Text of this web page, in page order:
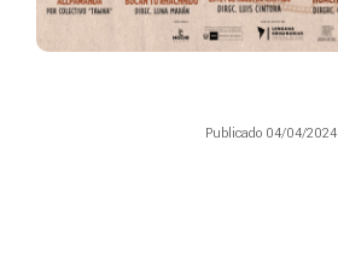
Publicado 04/04/2024